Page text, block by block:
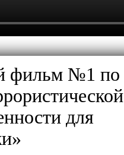
фильм №1 по
для